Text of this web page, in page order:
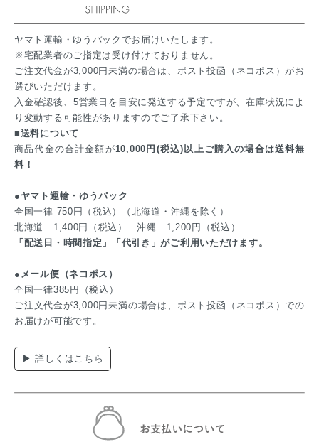
ヤマト運輸・ゆうパックでお届けいたします。
※宅配業者のご指定は受け付けておりません。
ご注文代金が3,000円未満の場合は、ポスト投函（ネコポス）がお
選びいただけます。
入金確認後、5営業日を目安に発送する予定ですが、在庫状況によ
り変動する可能性がありますのでご了承下さい。
■送料について
商品代金の合計金額が10,000円(税込)以上ご購入の場合は送料無
料！
●ヤマト運輸・ゆうパック
全国一律 750円（税込）（北海道・沖縄を除く）
北海道…1,400円（税込） 沖縄…1,200円（税込）
「配送日・時間指定」「代引き」がご利用いただけます。
●メール便（ネコポス）
全国一律385円（税込）
ご注文代金が3,000円未満の場合は、ポスト投函（ネコポス）での
お届けが可能です。
▶ 詳しくはこちら